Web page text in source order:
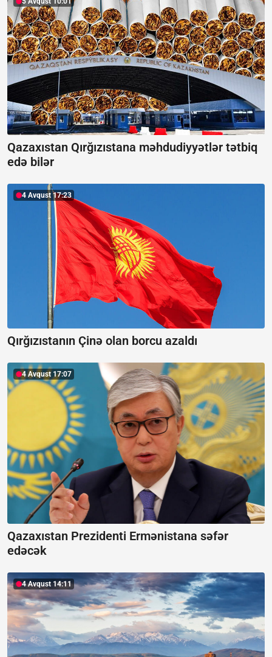
Qazaxıstan Qırğızıstana məhdudiyyətlər tətbiq
edə bilər
4 Avqust 17:23
Qırğızıstanın Çinə olan borcu azaldı
4 Avqust 17:07
Qazaxıstan Prezidenti Ermənistana səfər
edəcək
4 Avqust 14:11